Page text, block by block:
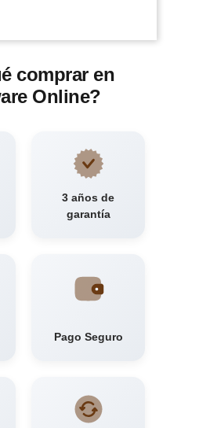
comprar en
Online?
3 años de
garantía
Pago Seguro